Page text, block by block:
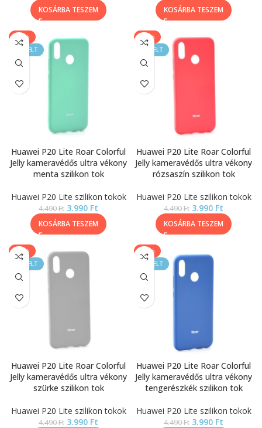
KOSÁRBA TESZEM KOSÁRBA TESZEM
-11%
KIEMELT
Huawei P20 Lite Roar Colorful
Jelly kameravédős ultra vékony
menta szilikon tok
Huawei P20 Lite szilikon tokok
4.490Ft 3.990 Ft
KOSÁRBA TESZEM
-11%
KIEMELT
Huawei P20 Lite Roar Colorful
Jelly kameravédős ultra vékony
rózsaszín szilikon tok
Huawei P20 Lite szilikon tokok
4.490Ft 3.990 Ft
KOSÁRBA TESZEM
-11%
KIEMELT
Huawei P20 Lite Roar Colorful
Jelly kameravédős ultra vékony
szürke szilikon tok
Huawei P20 Lite szilikon tokok
4.490Ft 3.990 Ft
-11%
KIEMELT
Huawei P20 Lite Roar Colorful
Jelly kameravédős ultra vékony
tengerészkék szilikon tok
Huawei P20 Lite szilikon tokok
4.490Ft 3.990 Ft